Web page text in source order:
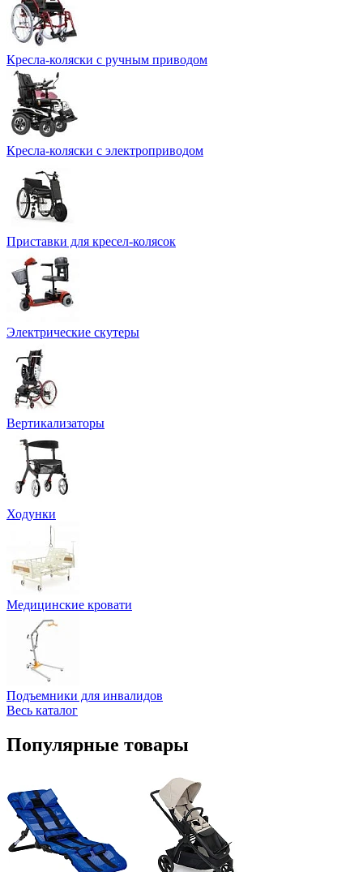
Кресла-коляски с ручным приводом
Кресла-коляски с электроприводом
Приставки для кресел-колясок
Электрические скутеры
Вертикализаторы
Ходунки
Медицинские кровати
Подъемники для инвалидов
Весь каталог
Популярные товары